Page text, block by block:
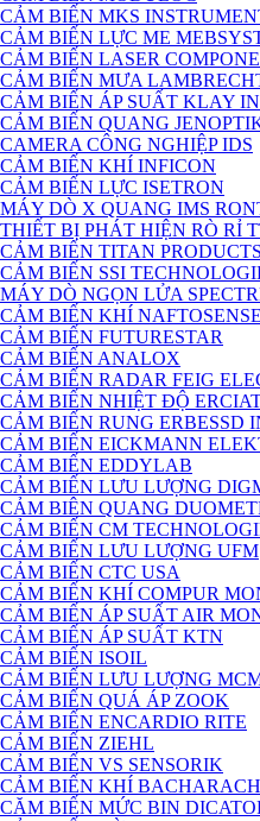
CẢM BIẾN MKS
CẢM BIẾN LỰC ME
CẢM BIẾN LASER
CẢM BIẾN MƯA
CẢM BIẾN ÁP SUẤT KLAY
CẢM BIẾN QUANG
CAMERA CÔNG NGHIỆP IDS
CẢM BIẾN KHÍ INFICON
CẢM BIẾN LỰC ISETRON
MÁY DÒ X QUANG IMS
THIẾT BỊ PHÁT HIỆN RÒ RỈ
CẢM BIẾN TITAN PRODUCTS
CẢM BIẾN SSI
MÁY DÒ NGỌN LỬA
CẢM BIẾN KHÍ NAFTOSENSE
CẢM BIẾN FUTURESTAR
CẢM BIẾN ANALOX
CẢM BIẾN RADAR FEIG
CẢM BIẾN NHIỆT ĐỘ
CẢM BIẾN RUNG ERBESSD
CẢM BIẾN EICKMANN
CẢM BIẾN EDDYLAB
CẢM BIẾN LƯU LƯỢNG
CẢM BIÊN QUANG
CẢM BIẾN CM
CẢM BIẾN LƯU LƯỢNG UFM
CẢM BIẾN CTC USA
CẢM BIẾN KHÍ COMPUR
CẢM BIẾN ÁP SUẤT AIR
CẢM BIẾN ÁP SUẤT KTN
CẢM BIẾN ISOIL
CẢM BIẾN LƯU LƯỢNG
CẢM BIẾN QUÁ ÁP ZOOK
CẢM BIẾN ENCARDIO RITE
CẢM BIẾN ZIEHL
CẢM BIẾN VS SENSORIK
CẢM BIẾN KHÍ BACHARACH
CĂM BIẾN MỨC BIN